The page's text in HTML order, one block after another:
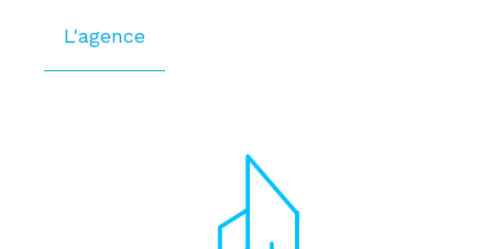
L'agence